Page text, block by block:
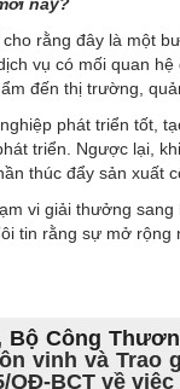
cho rằng đây là một
vụ có mối quan
đến thị trường,
phát triển tốt,
triển. Ngược lại,
thúc đẩy sản xuất
vi giải thưởng
tin rằng sự mở
Bộ Công
vinh và Trao
QĐ-BCT về